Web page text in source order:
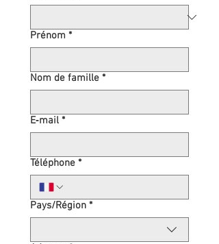
Prénom *
Nom de famille *
E‑mail *
Téléphone *
Adresse multiligne
Pays/Région *